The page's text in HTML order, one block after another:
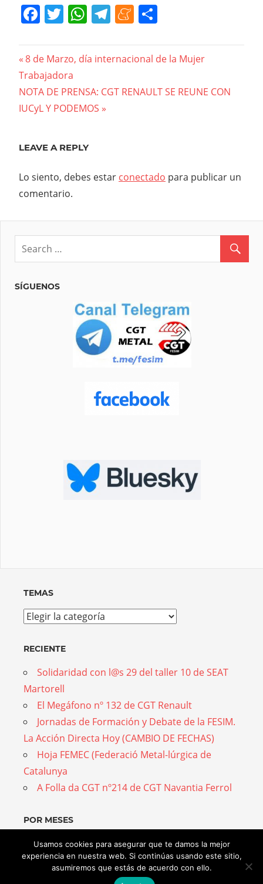
Facebook
Twitter
WhatsApp
Telegram
Meneame
Navegación
de
entradas
Previous
Post:
8 de Marzo, día internacional de la Mujer
Trabajadora
Next
Post:
NOTA DE PRENSA: CGT RENAULT SE REUNE CON
IUCyL Y PODEMOS
LEAVE A REPLY
Lo siento, debes estar conectado para publicar un
comentario.
SÍGUENOS
TEMAS
Temas
RECIENTE
Solidaridad con l@s 29 del taller 10 de SEAT
Martorell
El Megáfono nº 132 de CGT Renault
Jornadas de Formación y Debate de la FESIM.
La Acción Directa Hoy (CAMBIO DE FECHAS)
Hoja FEMEC (Federació Metal-lúrgica de
Catalunya
A Folla da CGT nº214 de CGT Navantia Ferrol
POR MESES
Por
meses
Usamos cookies para asegurar que te damos la mejor
experiencia en nuestra web. Si continúas usando este sitio,
asumiremos que estás de acuerdo con ello.